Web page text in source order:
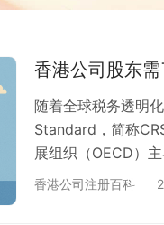
香港公司股东
随着全球税务透明
Standard，简称
展组织（OECD）
资产配置的游戏规
香港公司注册百科